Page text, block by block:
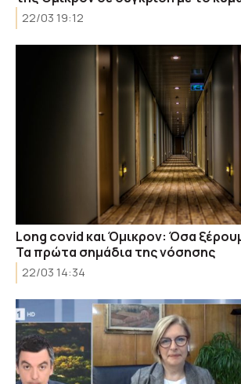
22/03 19:12
Long covid και Όμικρον: Όσα
Τα πρώτα σημάδια της νόσησης
22/03 14:34